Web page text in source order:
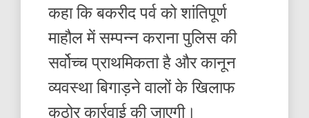
कहा कि बकरीद पर्व को शांतिपूर्ण
माहौल में सम्पन्न कराना पुलिस की
सर्वोच्च प्राथमिकता है और कानून
व्यवस्था बिगाड़ने वालों के खिलाफ
कठोर कार्रवाई की जाएगी।